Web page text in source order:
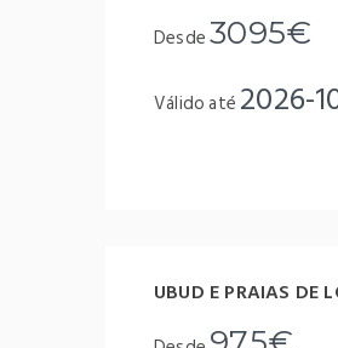
Desde3095€
Válido até 2026-
UBUD E PRAIAS DE